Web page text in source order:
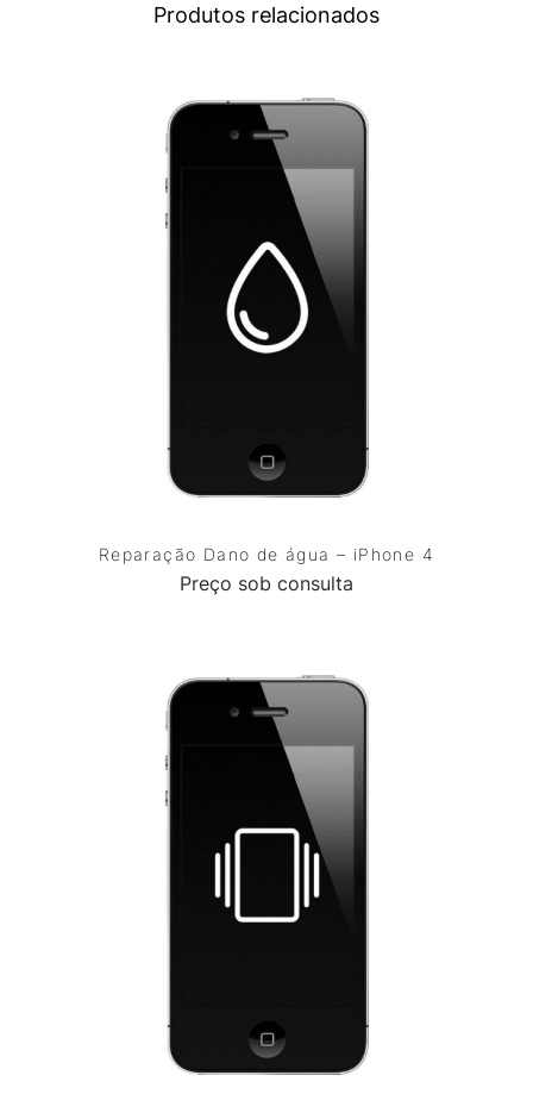
Produtos relacionados
Reparação Dano de água – iPhone 4
Preço sob consulta